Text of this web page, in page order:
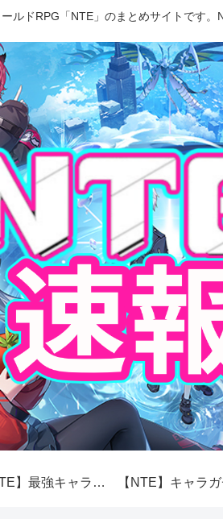
ルドRPG「NTE」のまとめサイトです。
【NTE】最強キャラランキング【性能】